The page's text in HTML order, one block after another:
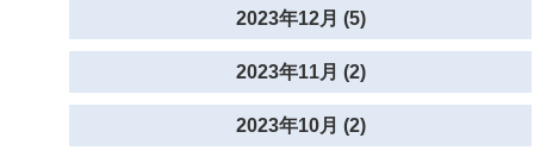
2023年12月 (5)
2023年11月 (2)
2023年10月 (2)